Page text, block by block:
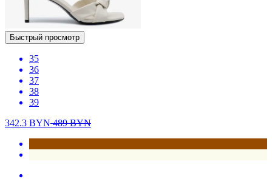
Быстрый просмотр
35
36
37
38
39
342.3 BYN489BYN